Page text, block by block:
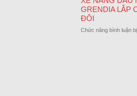
GRENDIA LẮP
ĐÔI
Chức năng bình luận